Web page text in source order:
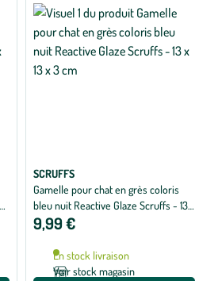
SCRUFFS
Gamelle pour chat en grès coloris
bleu nuit Reactive Glaze Scruffs - 13 x
13 x 3 cm
9,99 €
En stock livraison
Voir stock magasin